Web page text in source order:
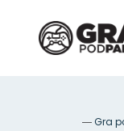
―Gra